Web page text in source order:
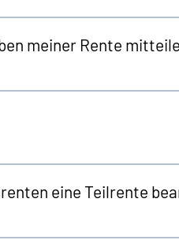
meiner Rente
eine Teilrente